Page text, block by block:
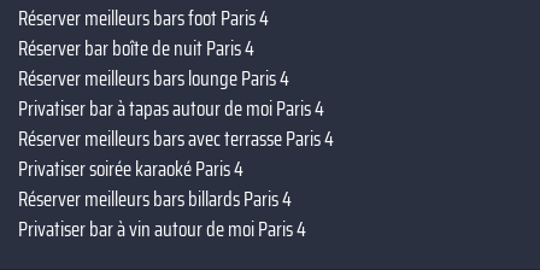
Réserver meilleurs bars foot Paris 4
Réserver bar boîte de nuit Paris 4
Réserver meilleurs bars lounge Paris 4
Privatiser bar à tapas autour de moi Paris 4
Réserver meilleurs bars avec terrasse Paris 4
Privatiser soirée karaoké Paris 4
Réserver meilleurs bars billards Paris 4
Privatiser bar à vin autour de moi Paris 4